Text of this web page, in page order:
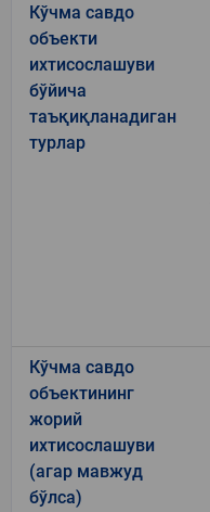
Кўчма савдо
объекти
ихтисослашуви
бўйича
таъқиқланадиган
турлар
Кўчма савдо
объектининг
жорий
ихтисослашуви
(агар мавжуд
бўлса)